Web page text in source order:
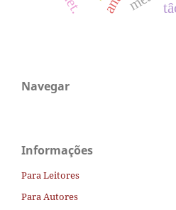
Navegar
Informações
Para Leitores
Para Autores